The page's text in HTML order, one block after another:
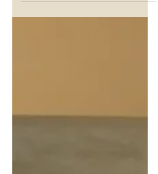
mio intervento su Telefriuli.
#psicologo...